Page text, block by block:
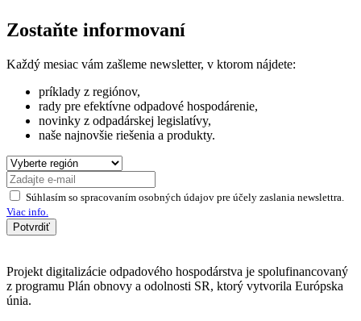
Zostaňte informovaní
Každý mesiac vám zašleme newsletter, v ktorom nájdete:
príklady z regiónov,
rady pre efektívne odpadové hospodárenie,
novinky z odpadárskej legislatívy,
naše najnovšie riešenia a produkty.
Súhlasím so spracovaním osobných údajov pre účely zaslania newslettra.
Viac info.
Potvrdiť
Projekt digitalizácie odpadového hospodárstva je spolufinancovaný
z programu Plán obnovy a odolnosti SR, ktorý vytvorila Európska
únia.